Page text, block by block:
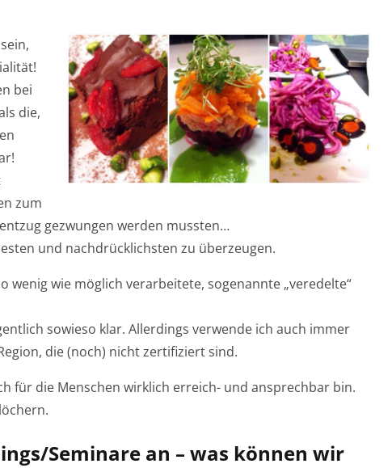
bei
die,
zum
gezwungen werden mussten…
und nachdrücklichsten zu überzeugen.
wenig wie möglich verarbeitete, sogenannte „veredelte“
sowieso klar. Allerdings verwende ich auch immer
die (noch) nicht zertifiziert sind.
für die Menschen wirklich erreich- und ansprechbar bin.
Seminare an – was können wir